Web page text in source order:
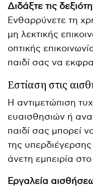
Διδάξτε τις
Ενθαρρύνετε τη
μη λεκτικής
οπτικής
παιδί σας να
Εστίαση στις
Η αντιμετώπιση
ευαισθησιών ή
παιδί σας μπορεί
της
άνετη εμπειρία
Εργαλεία